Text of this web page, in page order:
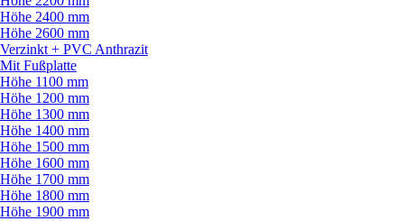
Höhe 2400 mm
Höhe 2600 mm
Verzinkt + PVC Anthrazit
Mit Fußplatte
Höhe 1100 mm
Höhe 1200 mm
Höhe 1300 mm
Höhe 1400 mm
Höhe 1500 mm
Höhe 1600 mm
Höhe 1700 mm
Höhe 1800 mm
Höhe 1900 mm